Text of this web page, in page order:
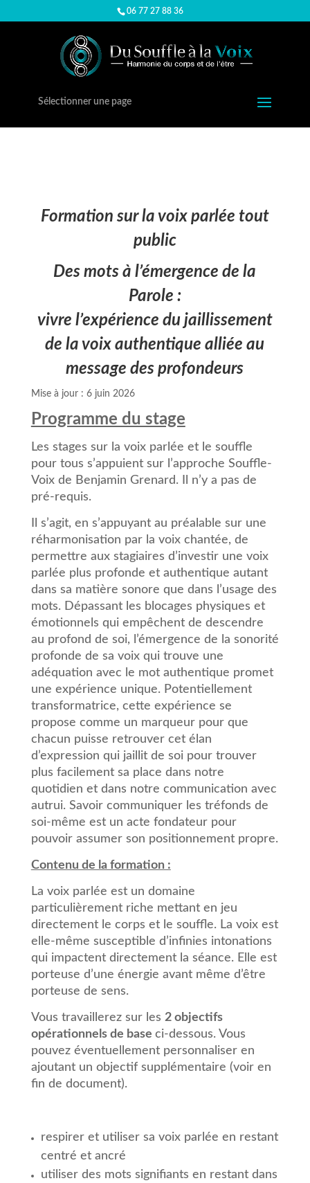
06 77 27 88 36
Sélectionner une page
Formation sur la voix parlée tout
public
Des mots à l’émergence de la
Parole :
vivre l’expérience du jaillissement
de la voix authentique alliée au
message des profondeurs
Mise à jour : 6 juin 2026
Programme du stage
Les stages sur la voix parlée et le souffle
pour tous s’appuient sur l’approche Souffle-
Voix de Benjamin Grenard. Il n’y a pas de
pré-requis.
Il s’agit, en s’appuyant au préalable sur une
réharmonisation par la voix chantée, de
permettre aux stagiaires d’investir une voix
parlée plus profonde et authentique autant
dans sa matière sonore que dans l’usage des
mots. Dépassant les blocages physiques et
émotionnels qui empêchent de descendre
au profond de soi, l’émergence de la sonorité
profonde de sa voix qui trouve une
adéquation avec le mot authentique promet
une expérience unique. Potentiellement
transformatrice, cette expérience se
propose comme un marqueur pour que
chacun puisse retrouver cet élan
d’expression qui jaillit de soi pour trouver
plus facilement sa place dans notre
quotidien et dans notre communication avec
autrui. Savoir communiquer les tréfonds de
soi-même est un acte fondateur pour
pouvoir assumer son positionnement propre.
Contenu de la formation :
La voix parlée est un domaine
particulièrement riche mettant en jeu
directement le corps et le souffle. La voix est
elle-même susceptible d’infinies intonations
qui impactent directement la séance. Elle est
porteuse d’une énergie avant même d’être
porteuse de sens.
Vous travaillerez sur les 2 objectifs
opérationnels de base ci-dessous. Vous
pouvez éventuellement personnaliser en
ajoutant un objectif supplémentaire (voir en
fin de document).
respirer et utiliser sa voix parlée en restant
centré et ancré
utiliser des mots signifiants en restant dans